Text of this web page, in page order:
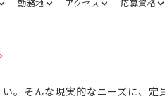
勤務地 アクセス 応募資格
。そんな現実的なニーズに、定